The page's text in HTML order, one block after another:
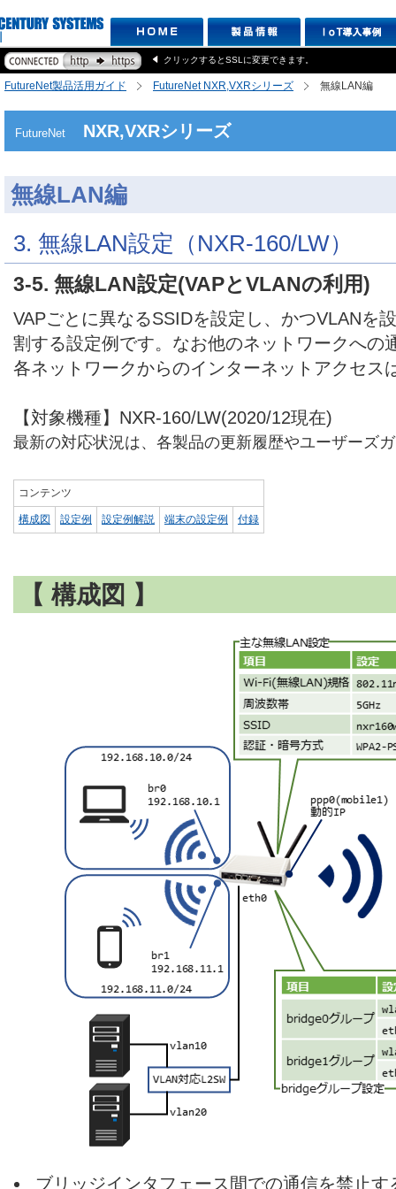
クリックするとSSLに変更できます。
FutureNet製品活用ガイド FutureNet NXR,VXRシリーズ 無線LAN編
FutureNet NXR,VXRシリーズ
無線LAN編
3. 無線LAN設定（NXR-160/LW）
3-5. 無線LAN設定(VAPとVLANの利用)
VAPごとに異なるSSIDを設定し、かつVLANを
割する設定例です。なお他のネットワークへの
各ネットワークからのインターネットアクセス
【対象機種】NXR-160/LW(2020/12現在)
最新の対応状況は、各製品の更新履歴やユーザーズ
コンテンツ
構成図 設定例 設定例解説 端末の設定例 付録
【 構成図 】
ブリッジインタフェース間での通信を禁止